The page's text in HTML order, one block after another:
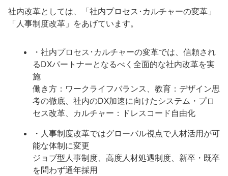
社内改革としては、「社内プロセス･カルチャーの変革」
「人事制度改革」をあげています。
・社内プロセス･カルチャーの変革では、信頼され
るDXパートナーとなるべく全面的な社内改革を実
施
働き方：ワークライフバランス、教育：デザイン思
考の徹底、社内のDX加速に向けたシステム・プロ
セス改革、カルチャー：ドレスコード自由化
・人事制度改革ではグローバル視点で人材活用が可
能な体制に変更
ジョブ型人事制度、高度人材処遇制度、新卒・既卒
を問わず通年採用